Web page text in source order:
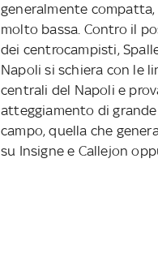
generalmente
molto bassa. Contro il
dei centrocampisti,
Napoli si schiera con le
centrali del Napoli e
atteggiamento di
campo, quella che
su Insigne e Callejon